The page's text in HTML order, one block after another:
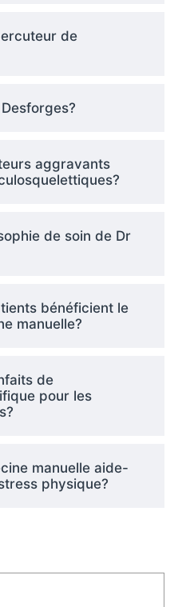
de
aggravants
de soin de Dr
bénéficient le
manuelle?
de
pour les
manuelle aide-
physique?